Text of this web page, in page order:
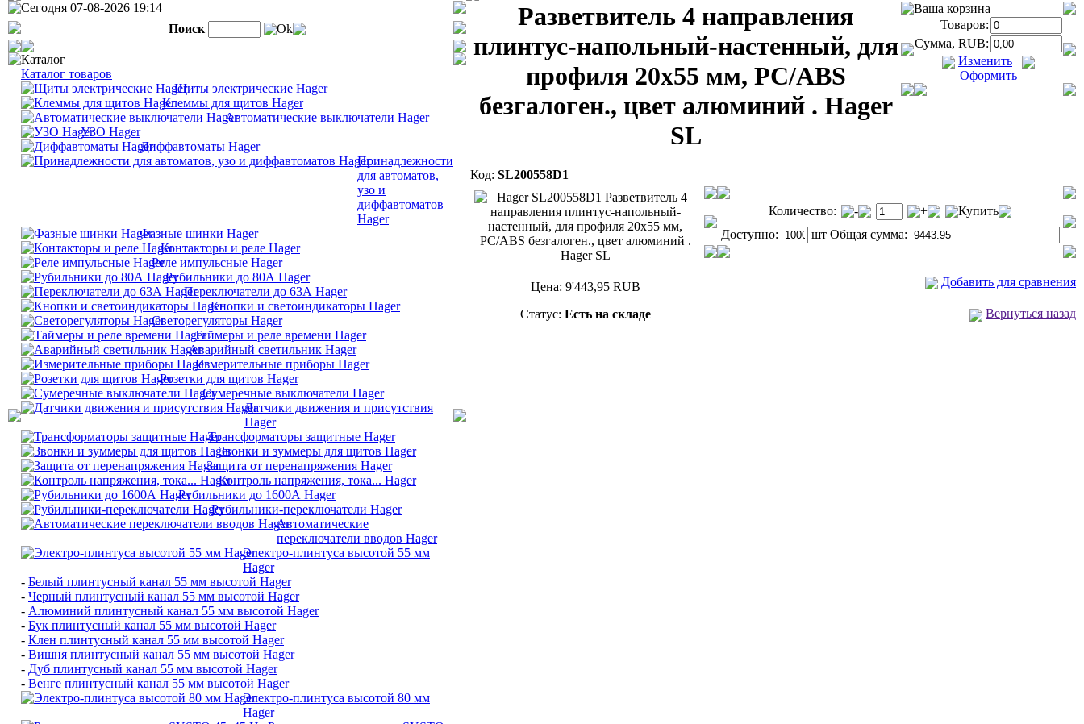
Сегодня 07-08-2026 19:14
Поиск
Ok
Каталог
Каталог товаров
Щиты электрические Hager
Клеммы для щитов Hager
Автоматические выключатели Hager
УЗО Hager
Диффавтоматы Hager
Принадлежности
для автоматов,
узо и
диффавтоматов
Hager
Фазные шинки Hager
Контакторы и реле Hager
Реле импульсные Hager
Рубильники до 80А Hager
Переключатели до 63А Hager
Кнопки и светоиндикаторы Hager
Светорегуляторы Hager
Таймеры и реле времени Hager
Аварийный светильник Hager
Измерительные приборы Hager
Розетки для щитов Hager
Сумеречные выключатели Hager
Датчики движения и присутствия
Hager
Трансформаторы защитные Hager
Звонки и зуммеры для щитов Hager
Защита от перенапряжения Hager
Контроль напряжения, тока... Hager
Рубильники до 1600А Hager
Рубильники-переключатели Hager
Автоматические
переключатели вводов Hager
Электро-плинтуса высотой 55 мм
Hager
- Белый плинтусный канал 55 мм высотой Hager
- Черный плинтусный канал 55 мм высотой Hager
- Алюминий плинтусный канал 55 мм высотой Hager
- Бук плинтусный канал 55 мм высотой Hager
- Клен плинтусный канал 55 мм высотой Hager
- Вишня плинтусный канал 55 мм высотой Hager
- Дуб плинтусный канал 55 мм высотой Hager
- Венге плинтусный канал 55 мм высотой Hager
Электро-плинтуса высотой 80 мм
Hager
Разветвитель 4 направления
плинтус-напольный-настенный, для
профиля 20х55 мм, PC/ABS
безгалоген., цвет алюминий . Hager
SL
Код: SL200558D1
Ваша корзина
Товаров:
Сумма, RUB:
Изменить
Оформить
Цена: 9'443,95RUB
Статус: Есть на складе
Количество: - +
Купить
Доступно:
шт Общая сумма:
Добавить для сравнения
Вернуться назад